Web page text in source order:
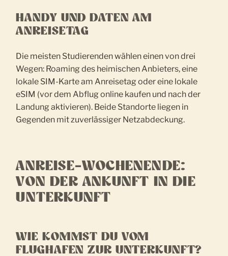
HANDY UND DATEN AM
ANREISETAG
Die meisten Studierenden wählen einen von drei
Wegen: Roaming des heimischen Anbieters, eine
lokale SIM-Karte am Anreisetag oder eine lokale
eSIM (vor dem Abflug online kaufen und nach der
Landung aktivieren). Beide Standorte liegen in
Gegenden mit zuverlässiger Netzabdeckung.
ANREISE-WOCHENENDE:
VON DER ANKUNFT IN DIE
UNTERKUNFT
WIE KOMMST DU VOM
FLUGHAFEN ZUR UNTERKUNFT?